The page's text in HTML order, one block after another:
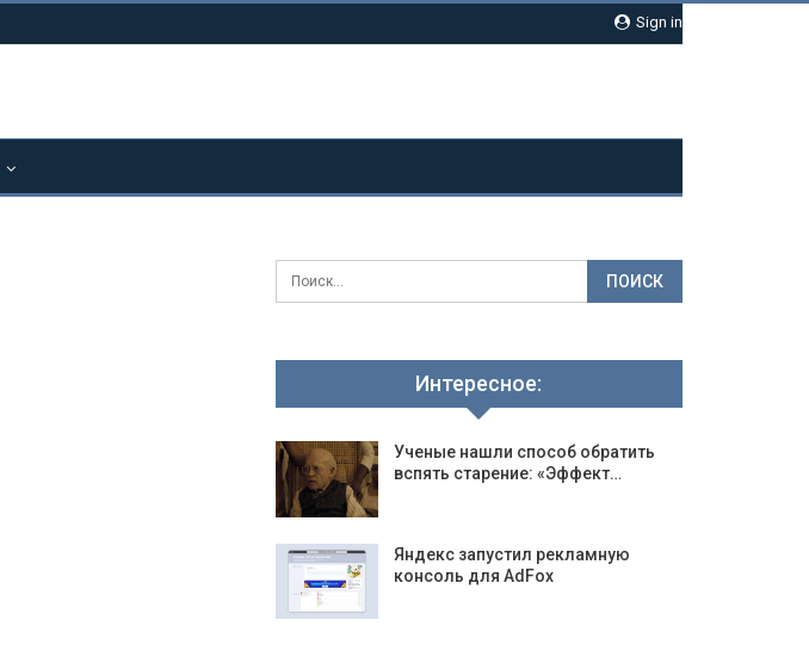
Sign in
Интересное:
Ученые нашли способ обратить
вспять старение: «Эффект…
Яндекс запустил рекламную
консоль для AdFox